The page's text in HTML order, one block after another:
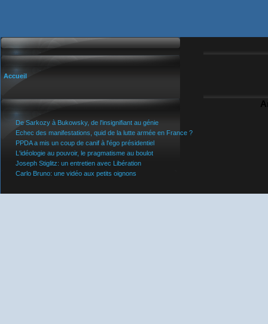
Accueil
De Sarkozy à Bukowsky, de l'insignifiant au génie
Echec des manifestations, quid de la lutte armée en France ?
PPDA a mis un coup de canif à l'égo présidentiel
L'idéologie au pouvoir, le pragmatisme au boulot
Joseph Stiglitz: un entretien avec Libération
Carlo Bruno: une vidéo aux petits oignons